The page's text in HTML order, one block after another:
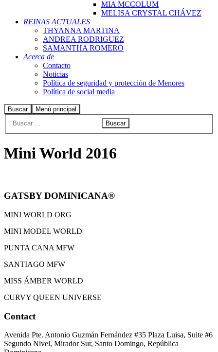
MIA MCCOLUM
MELISA CRYSTAL CHÁVEZ
REINAS ACTUALES
THYANNA MARTINA
ANDREA RODRIGUEZ
SAMANTHA ROMERO
Acerca de
Contacto
Noticias
Política de seguridad y protección de Menores
Política de social media
Buscar Menú principal
Mini World 2016
GATSBY DOMINICANA®
MINI WORLD ORG
MINI MODEL WORLD
PUNTA CANA MFW
SANTIAGO MFW
MISS ÁMBER WORLD
CURVY QUEEN UNIVERSE
Contact
Avenida Pte. Antonio Guzmán Fernández #35 Plaza Luisa, Suite #6
Segundo Nivel, Mirador Sur, Santo Domingo, República